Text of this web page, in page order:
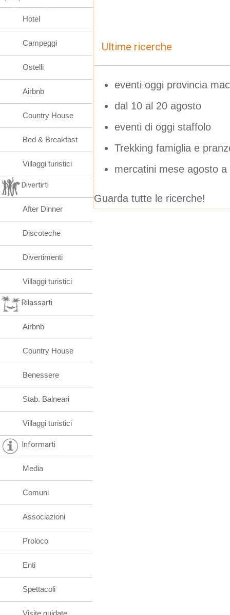
Ultime ricerche
eventi oggi provincia
dal 10 al 20 agosto
eventi di oggi staffolo
Trekking famiglia e
mercatini mese agosto
Guarda tutte le ricerche!
Hotel
Campeggi
Ostelli
Airbnb
Country House
Bed & Breakfast
Villaggi turistici
Divertirti
After Dinner
Discoteche
Divertimenti
Villaggi turistici
Rilassarti
Airbnb
Country House
Benessere
Stab. Balneari
Villaggi turistici
Informarti
Media
Comuni
Associazioni
Proloco
Enti
Spettacoli
Visite guidate